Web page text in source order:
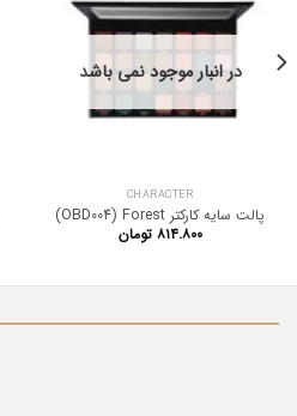
در انبار موجود نمی باشد
CHARACTER
پالت سایه کارکتر OBD004) Forest)
۸۱۴.۸۰۰ تومان